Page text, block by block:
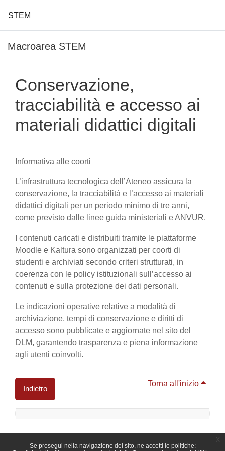
Se prosegui nella navigazione del sito, ne accetti le politiche:
STEM
Macroarea STEM
Conservazione,
tracciabilità e accesso ai
materiali didattici digitali
Informativa alle coorti
L’infrastruttura tecnologica dell’Ateneo assicura la
conservazione, la tracciabilità e l’accesso ai materiali
didattici digitali per un periodo minimo di tre anni,
come previsto dalle linee guida ministeriali e ANVUR.
I contenuti caricati e distribuiti tramite le piattaforme
Moodle e Kaltura sono organizzati per coorti di
studenti e archiviati secondo criteri strutturati, in
coerenza con le policy istituzionali sull’accesso ai
contenuti e sulla protezione dei dati personali.
Le indicazioni operative relative a modalità di
archiviazione, tempi di conservazione e diritti di
accesso sono pubblicate e aggiornate nel sito del
DLM, garantendo trasparenza e piena informazione
agli utenti coinvolti.
Indietro
Torna all'inizio
Blocchi